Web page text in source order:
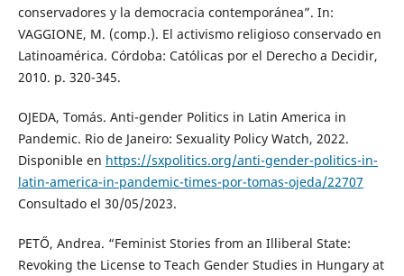
conservadores y la democracia contemporánea”. In:
VAGGIONE, M. (comp.). El activismo religioso conservado en
Latinoamérica. Córdoba: Católicas por el Derecho a Decidir,
2010. p. 320-345.
OJEDA, Tomás. Anti-gender Politics in Latin America in
Pandemic. Rio de Janeiro: Sexuality Policy Watch, 2022.
Disponible en https://sxpolitics.org/anti-gender-politics-in-
latin-america-in-pandemic-times-por-tomas-ojeda/22707
Consultado el 30/05/2023.
PETŐ, Andrea. “Feminist Stories from an Illiberal State:
Revoking the License to Teach Gender Studies in Hungary at